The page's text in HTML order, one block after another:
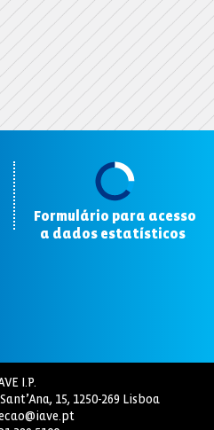
Formulário para acesso
a dados estatísticos
I.P.
15, 1250-269 Lisboa